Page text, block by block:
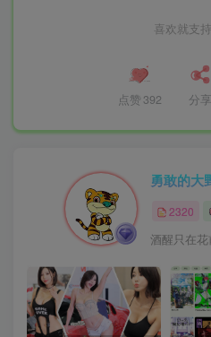
喜欢就支
点赞 392 分享
勇敢的大
2320
酒醒只在花